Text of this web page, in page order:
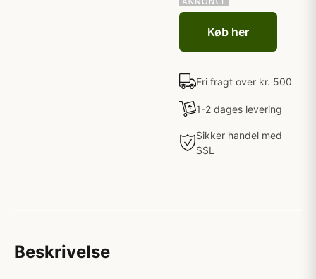
Køb her
Fri fragt over kr. 500
1-2 dages levering
Sikker handel med
SSL
Beskrivelse